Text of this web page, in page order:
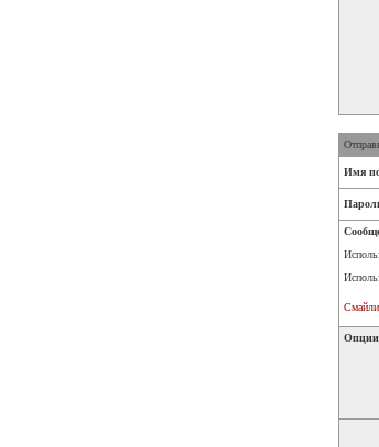
Имя
Опции